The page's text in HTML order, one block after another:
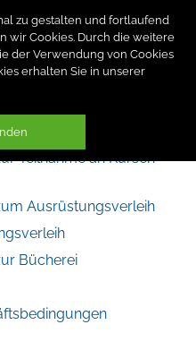
zu gestalten und fortlaufend
wir Cookies. Durch die weitere
der Verwendung von Cookies
erhalten Sie in unserer
Teilnahme an Kursen
Ausrüstungsverleih
Bücherei